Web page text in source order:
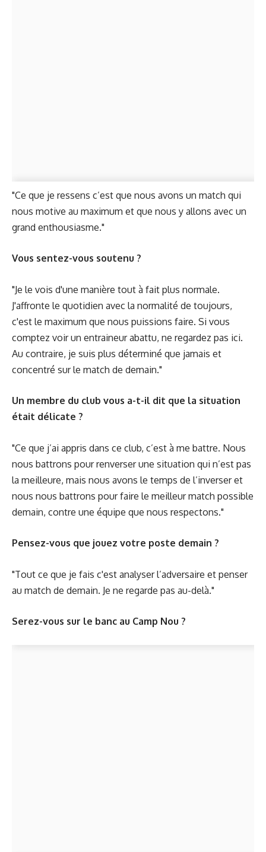
"Ce que je ressens c’est que nous avons un match qui
nous motive au maximum et que nous y allons avec un
grand enthousiasme."
Vous sentez-vous soutenu ?
"Je le vois d'une manière tout à fait plus normale.
J'affronte le quotidien avec la normalité de toujours,
c'est le maximum que nous puissions faire. Si vous
comptez voir un entraineur abattu, ne regardez pas ici.
Au contraire, je suis plus déterminé que jamais et
concentré sur le match de demain."
Un membre du club vous a-t-il dit que la situation
était délicate ?
"Ce que j’ai appris dans ce club, c’est à me battre. Nous
nous battrons pour renverser une situation qui n’est pas
la meilleure, mais nous avons le temps de l’inverser et
nous nous battrons pour faire le meilleur match possible
demain, contre une équipe que nous respectons."
Pensez-vous que jouez votre poste demain ?
"Tout ce que je fais c'est analyser l’adversaire et penser
au match de demain. Je ne regarde pas au-delà."
Serez-vous sur le banc au Camp Nou ?